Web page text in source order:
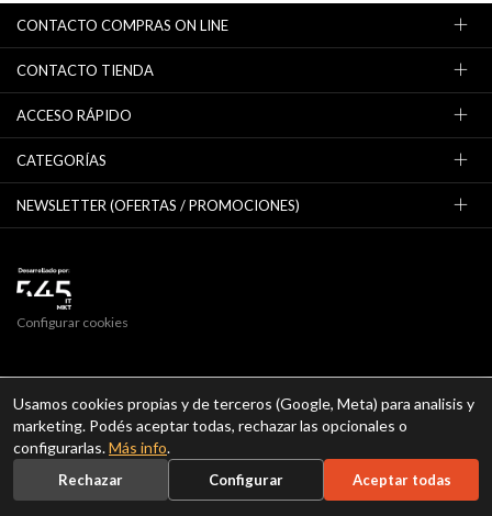
CONTACTO COMPRAS ON LINE
CONTACTO TIENDA
ACCESO RÁPIDO
CATEGORÍAS
NEWSLETTER (OFERTAS / PROMOCIONES)
Configurar cookies
Usamos cookies propias y de terceros (Google, Meta) para analisis y
marketing. Podés aceptar todas, rechazar las opcionales o
configurarlas.Más info.
Rechazar Configurar Aceptar todas